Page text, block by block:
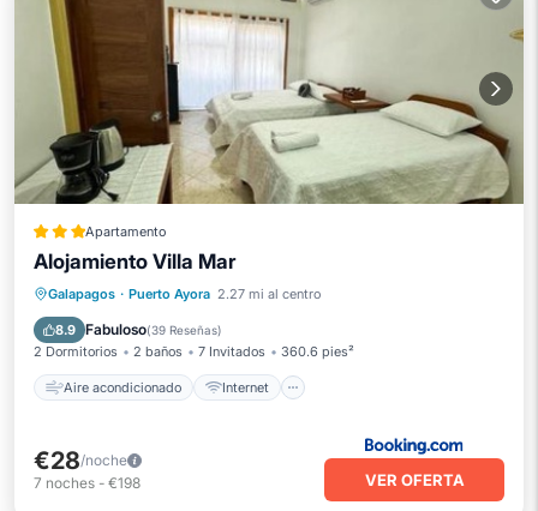
Apartamento
Alojamiento Villa Mar
Galapagos · Puerto Ayora 2.27 mi al centro
8.9 Fabuloso(39 Reseñas)
2 Dormitorios 2 baños 7 Invitados 360.6 pies²
Aire acondicionado Internet
Aire acondicionado
Seguridad/Protección
Servicios para huéspedes
€28/noche
7 noches - €198 VER OFERTA